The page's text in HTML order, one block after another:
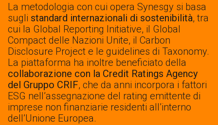
La metodologia con cui opera Synesgy si basa
sugli standard internazionali di sostenibilità, tra
cui la Global Reporting Initiative, il Global
Compact delle Nazioni Unite, il Carbon
Disclosure Project e le guidelines di Taxonomy.
La piattaforma ha inoltre beneficiato della
collaborazione con la Credit Ratings Agency
del Gruppo CRIF, che da anni incorpora i fattori
ESG nell’assegnazione del rating emittente di
imprese non finanziarie residenti all’interno
dell’Unione Europea.